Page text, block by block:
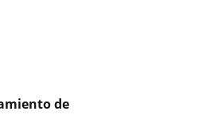
de